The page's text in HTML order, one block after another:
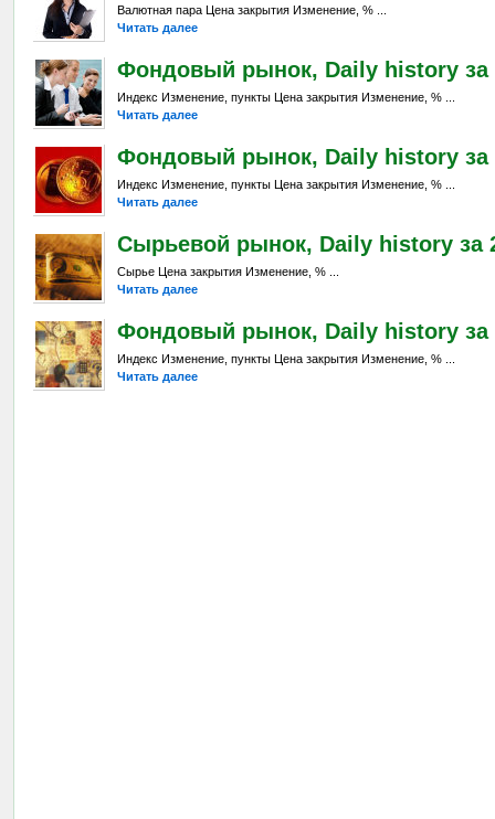
Валютная пара Цена закрытия Изменение, % ...
Читать далее
Фондовый рынок, Daily history за
Индекс Изменение, пункты Цена закрытия Изменение, % ...
Читать далее
Фондовый рынок, Daily history за
Индекс Изменение, пункты Цена закрытия Изменение, % ...
Читать далее
Сырьевой рынок, Daily history за
Сырье Цена закрытия Изменение, % ...
Читать далее
Фондовый рынок, Daily history за
Индекс Изменение, пункты Цена закрытия Изменение, % ...
Читать далее